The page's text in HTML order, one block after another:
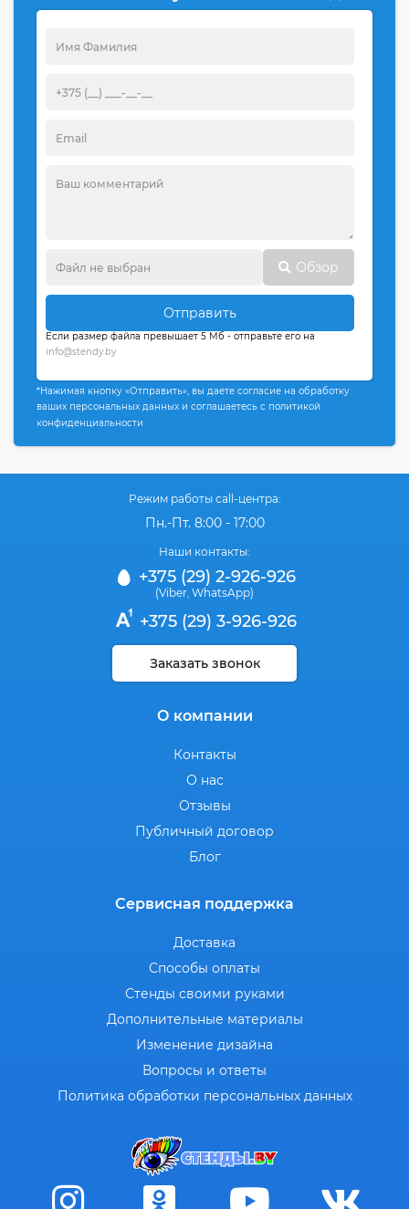
Обзор
Отправить
Если размер файла превышает 5 Мб - отправьте его на
info@stendy.by
*Нажимая кнопку «Отправить», вы даете согласие на обработку
ваших персональных данных и соглашаетесь с политикой
конфиденциальности
Режим работы call-центра:
Пн.-Пт. 8:00 - 17:00
Наши контакты:
+375 (29) 2-926-926
(Viber WhatsApp)
+375 (29) 3-926-926
Заказать звонок
О компании
Контакты
О нас
Отзывы
Публичный договор
Блог
Сервисная поддержка
Доставка
Способы оплаты
Стенды своими руками
Дополнительные материалы
Изменение дизайна
Вопросы и ответы
Политика обработки персональных данных